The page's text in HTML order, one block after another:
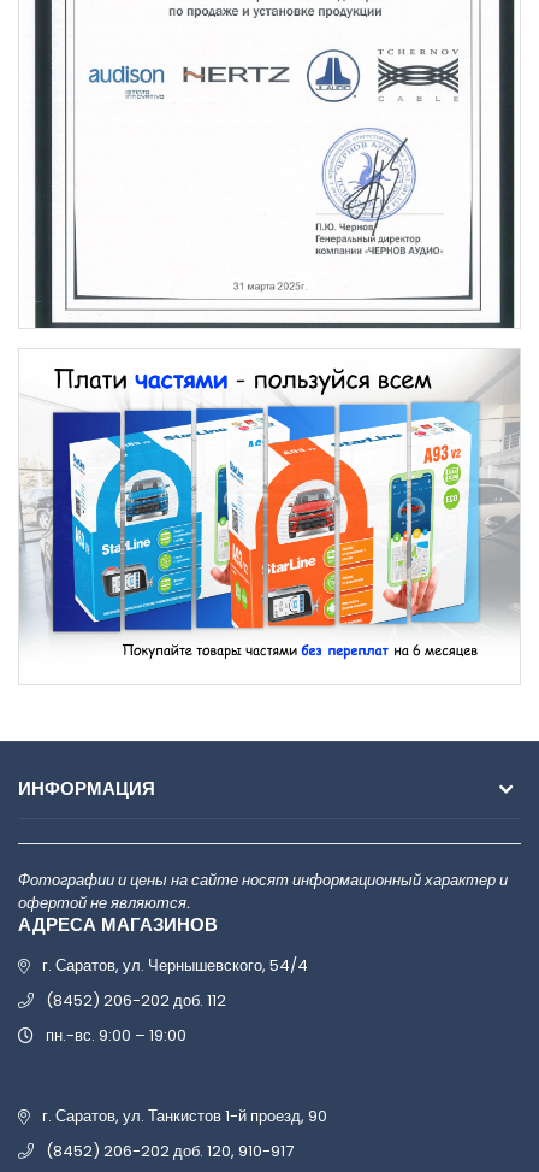
ИНФОРМАЦИЯ
Фотографии и цены на сайте носят информационный характер и
офертой не являются.
АДРЕСА МАГАЗИНОВ
г. Саратов, ул. Чернышевского, 54/4
(8452) 206-202 доб. 112
пн.-вс. 9:00 – 19:00
г. Саратов, ул. Танкистов 1-й проезд, 90
(8452) 206-202 доб. 120, 910-917